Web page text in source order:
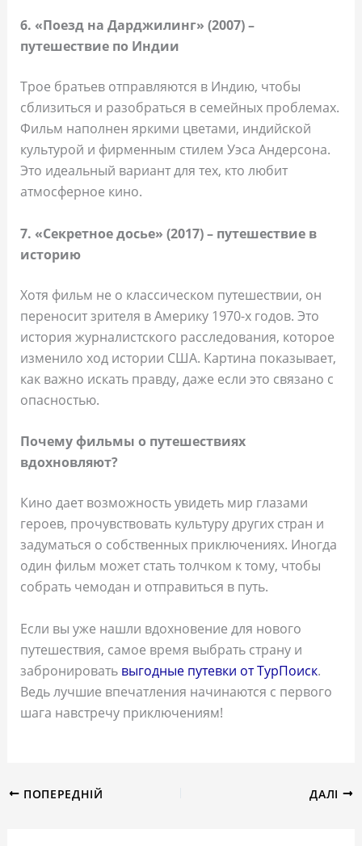
6. «Поезд на Дарджилинг» (2007) –
путешествие по Индии
Трое братьев отправляются в Индию, чтобы
сблизиться и разобраться в семейных проблемах.
Фильм наполнен яркими цветами, индийской
культурой и фирменным стилем Уэса Андерсона.
Это идеальный вариант для тех, кто любит
атмосферное кино.
7. «Секретное досье» (2017) – путешествие в
историю
Хотя фильм не о классическом путешествии, он
переносит зрителя в Америку 1970-х годов. Это
история журналистского расследования, которое
изменило ход истории США. Картина показывает,
как важно искать правду, даже если это связано с
опасностью.
Почему фильмы о путешествиях
вдохновляют?
Кино дает возможность увидеть мир глазами
героев, прочувствовать культуру других стран и
задуматься о собственных приключениях. Иногда
один фильм может стать толчком к тому, чтобы
собрать чемодан и отправиться в путь.
Если вы уже нашли вдохновение для нового
путешествия, самое время выбрать страну и
забронировать выгодные путевки от ТурПоиск.
Ведь лучшие впечатления начинаются с первого
шага навстречу приключениям!
ПОПЕРЕДНІЙ ДАЛІ